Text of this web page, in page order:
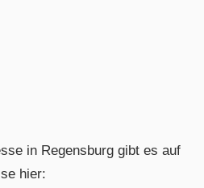
in Regensburg gibt es auf
hier: